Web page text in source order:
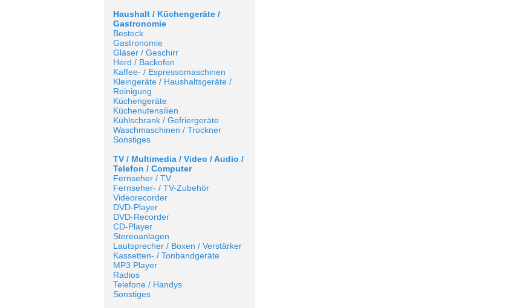
Haushalt / Küchengeräte /
Gastronomie
Besteck
Gastronomie
Gläser / Geschirr
Herd / Backofen
Kaffee- / Espressomaschinen
Kleingeräte / Haushaltsgeräte /
Reinigung
Küchengeräte
Küchenutensilien
Kühlschrank / Gefriergeräte
Waschmaschinen / Trockner
Sonstiges
TV / Multimedia / Video / Audio /
Telefon / Computer
Fernseher / TV
Fernseher- / TV-Zubehör
Videorecorder
DVD-Player
DVD-Recorder
CD-Player
Stereoanlagen
Lautsprecher / Boxen / Verstärker
Kassetten- / Tonbandgeräte
MP3 Player
Radios
Telefone / Handys
Sonstiges